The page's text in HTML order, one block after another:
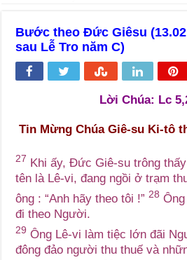
Bước theo Đức Giêsu
sau Lễ Tro năm C)
Lời Chúa: Lc
Tin Mừng Chúa Giê-su Ki-tô
27 Khi ấy, Đức Giê-su trông
tên là Lê-vi, đang ngồi ở trạm
ông : “Anh hãy theo tôi !”28
đi theo Người.
29 Ông Lê-vi làm tiệc lớn đãi
đông đảo người thu thuế và